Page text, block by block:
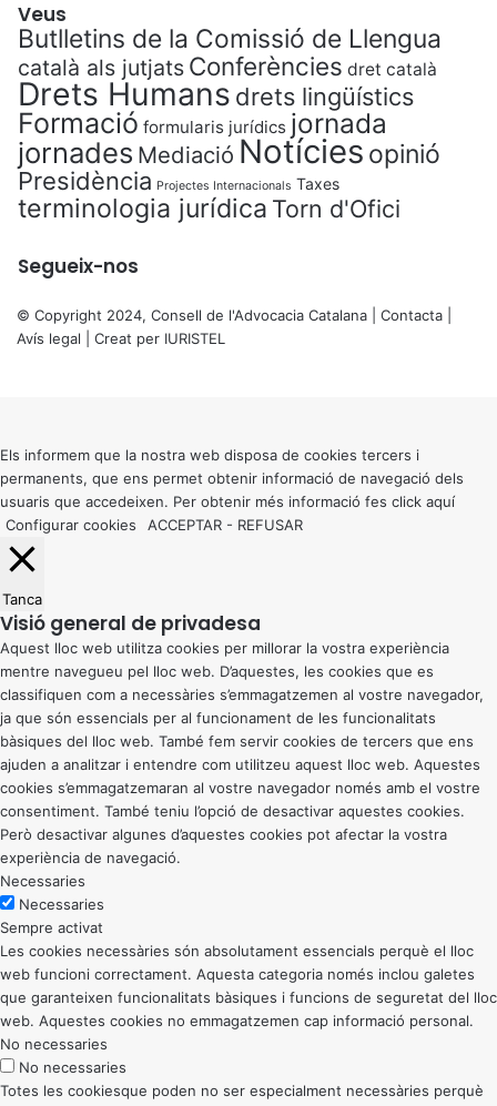
Veus
Butlletins de la Comissió de Llengua
català als jutjats Conferències dret català
Drets Humans drets lingüístics
Formació formularis jurídics jornada
jornades Mediació Notícies opinió
Presidència Projectes Internacionals Taxes
terminologia jurídica Torn d'Ofici
Segueix-nos
© Copyright 2024, Consell de l'Advocacia Catalana | Contacta
Avís legal | Creat per IURISTEL
button
Els informem que la nostra web disposa de cookies tercers i
permanents, que ens permet obtenir informació de navegació dels
usuaris que accedeixen. Per obtenir més informació fes click aquí
Configurar cookies
ACCEPTAR - REFUSAR
Tanca
Visió general de privadesa
Aquest lloc web utilitza cookies per millorar la vostra experiència
mentre navegueu pel lloc web. D’aquestes, les cookies que es
classifiquen com a necessàries s’emmagatzemen al vostre navegador,
ja que són essencials per al funcionament de les funcionalitats
bàsiques del lloc web. També fem servir cookies de tercers que ens
ajuden a analitzar i entendre com utilitzeu aquest lloc web. Aquestes
cookies s’emmagatzemaran al vostre navegador només amb el vostre
consentiment. També teniu l’opció de desactivar aquestes cookies.
Però desactivar algunes d’aquestes cookies pot afectar la vostra
experiència de navegació.
Necessaries
Necessaries
Sempre activat
Les cookies necessàries són absolutament essencials perquè el lloc
web funcioni correctament. Aquesta categoria només inclou galetes
que garanteixen funcionalitats bàsiques i funcions de seguretat del lloc
web. Aquestes cookies no emmagatzemen cap informació personal.
No necessaries
No necessaries
Totes les cookiesque poden no ser especialment necessàries perquè